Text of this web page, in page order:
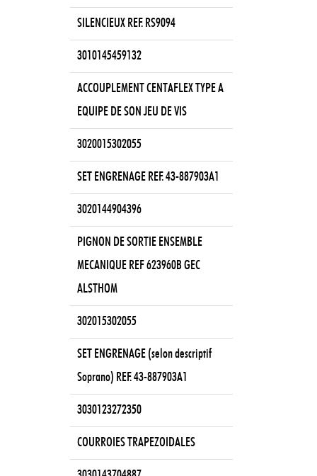
SILENCIEUX REF. RS9094
3010145459132
ACCOUPLEMENT CENTAFLEX TYPE A
EQUIPE DE SON JEU DE VIS
3020015302055
SET ENGRENAGE REF. 43-887903A1
3020144904396
PIGNON DE SORTIE ENSEMBLE
MECANIQUE REF 623960B GEC
ALSTHOM
302015302055
SET ENGRENAGE (selon descriptif
Soprano) REF. 43-887903A1
3030123272350
COURROIES TRAPEZOIDALES